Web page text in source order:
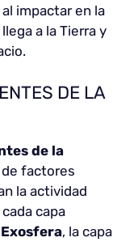
impactar en la
a la Tierra y
DE LA
de la
factores
la actividad
capa
, la capa